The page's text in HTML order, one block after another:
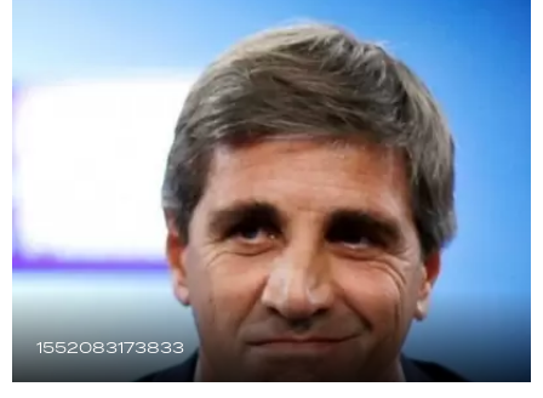
1552083173833
RECETAS
HORÓSCOPO
Seguinos